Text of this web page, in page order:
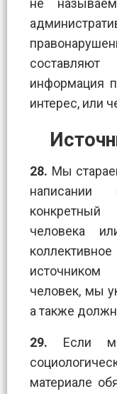
не
информация
интерес, или
28. Мы
написании
человека
человек, мы
а также
29. Если мы
материале